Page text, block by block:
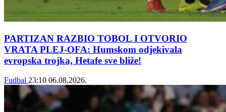
PARTIZAN RAZBIO TOBOL I OTVORIO
VRATA PLEJ-OFA: Humskom odjekivala
evropska trojka, Hetafe sve bliže!
Fudbal 23:10 06.08.2026.